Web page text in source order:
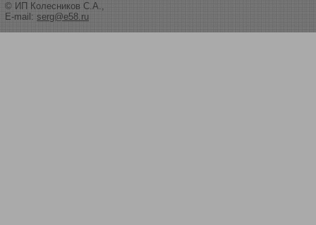
© ИП Колесников С.А.,
E-mail: serg@e58.ru